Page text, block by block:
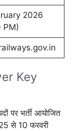
2026
PM)
Key
पर भर्ती आयोजित
से 10 फरवरी